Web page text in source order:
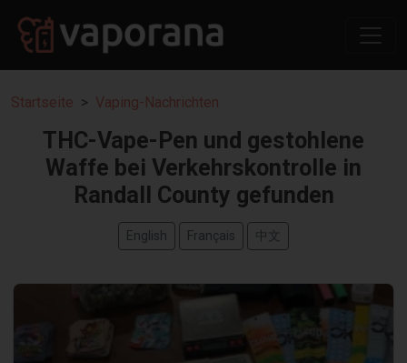
Startseite Vaping-Nachrichten
THC-Vape-Pen und gestohlene
Waffe bei Verkehrskontrolle in
Randall County gefunden
English Français 中文